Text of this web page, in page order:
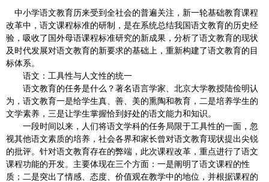
中小学语文教育历来受到全社会的普遍关注，新一轮基础教育课程
改革中，语文课程标准的研制，是在系统总结我国语文教育的历史经
验，吸收了国外母语课程标准研究的新成果，分析了语文教育的现状
及时代发展对语文教育的新要求的基础上，重新构建了语文教育的目
标体系。
语文：工具性与人文性的统一
语文教育的任务是什么？著名语言学家、北京大学教授陆俭明认
为，语文教育一是给学生真、善、美的熏陶和教育，二是培养学生的
文学素养，三是让学生掌握恰到好处的语文能力和知识。
一段时间以来，人们将语文学科的任务局限于工具性的一面，忽
视其他语文素质的培养，社会各界和家长曾对语文教育现状提出尖锐
的批评。针对语文教育存在的弊端，此次课程改革，重点进行了语文
课程功能的开发。主要体现在三个方面：一是阐明了语文课程的性
质；二是突出了情感、态度、价值观在教学中的地位，并根据课程的